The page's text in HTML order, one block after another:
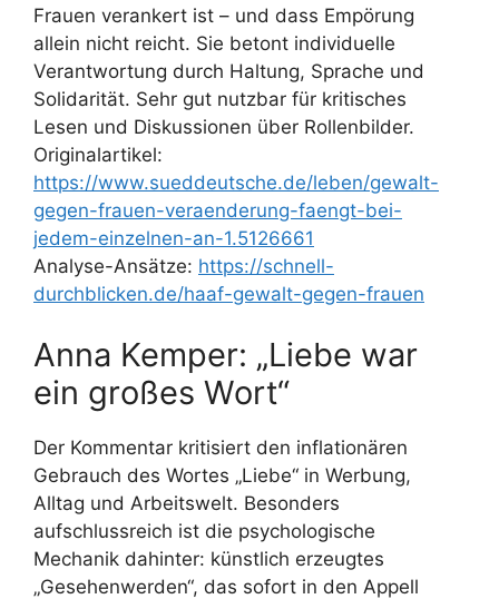
Frauen verankert ist – und dass Empörung
allein nicht reicht. Sie betont individuelle
Verantwortung durch Haltung, Sprache und
Solidarität. Sehr gut nutzbar für kritisches
Lesen und Diskussionen über Rollenbilder.
Originalartikel:
https://www.sueddeutsche.de/leben/gewalt-
gegen-frauen-veraenderung-faengt-bei-
jedem-einzelnen-an-1.5126661
Analyse-Ansätze: https://schnell-
durchblicken.de/haaf-gewalt-gegen-frauen
Anna Kemper: „Liebe war
ein großes Wort“
Der Kommentar kritisiert den inflationären
Gebrauch des Wortes „Liebe“ in Werbung,
Alltag und Arbeitswelt. Besonders
aufschlussreich ist die psychologische
Mechanik dahinter: künstlich erzeugtes
„Gesehenwerden“, das sofort in den Appell